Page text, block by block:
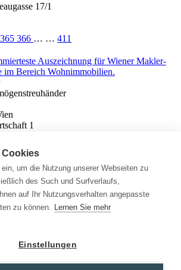
17/1
365 366 … … 411
1
Cookies
um die Nutzung unserer Webseiten zu
des Such und Surfverlaufs,
auf Ihr Nutzungsverhalten angepasste
zu können. Lernen Sie mehr
Einstellungen